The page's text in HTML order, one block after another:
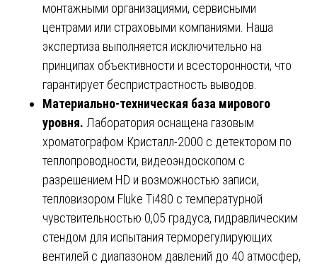
монтажными организациями, сервисными
центрами или страховыми компаниями. Наша
экспертиза выполняется исключительно на
принципах объективности и всесторонности, что
гарантирует беспристрастность выводов.
Материально-техническая база мирового
уровня. Лаборатория оснащена газовым
хроматографом Кристалл-2000 с детектором по
теплопроводности, видеоэндоскопом с
разрешением HD и возможностью записи,
тепловизором Fluke Ti480 с температурной
чувствительностью 0,05 градуса, гидравлическим
стендом для испытания терморегулирующих
вентилей с диапазоном давлений до 40 атмосфер,